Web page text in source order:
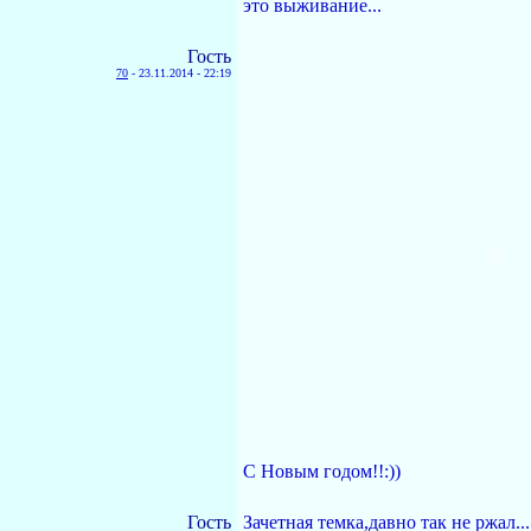
это выживание...
Гость
70 - 23.11.2014 - 22:19
С Новым годом!!:))
Гость Зачетная темка,давно так не